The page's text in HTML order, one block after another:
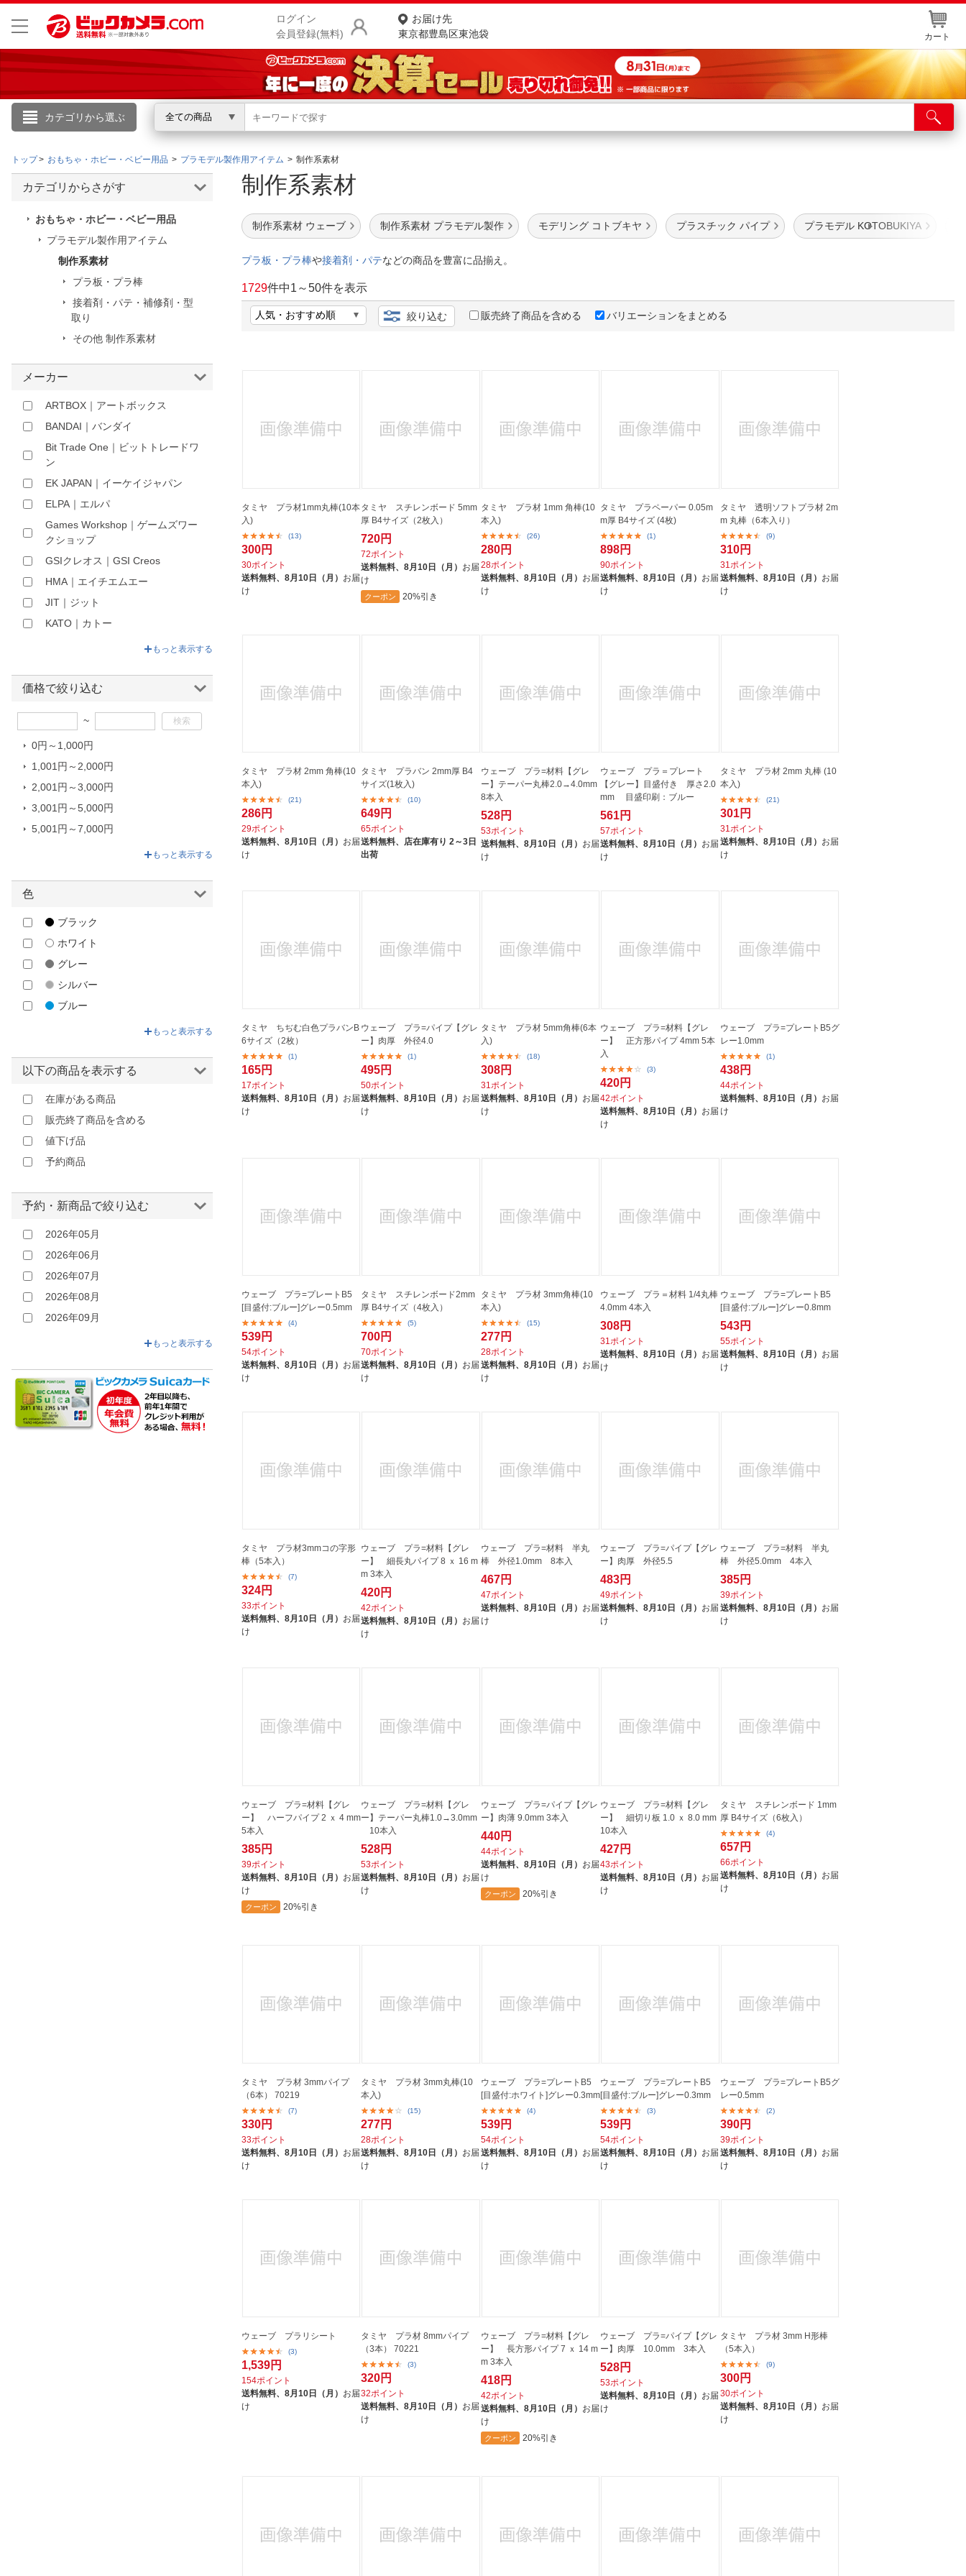
ログイン
会員登録(無料)
お届け先
東京都豊島区東池袋
カート
カテゴリから選ぶ 全ての商品
こんにちは
ログイン
お買いもの履歴
閲覧履歴
ほしいもの
お知らせ
お客様サポート
ご利用ガイド
よくある質問・お問合せ
店舗情報・店舗一覧
法人窓口
English / 中文
トップ おもちゃ・ホビー・ベビー用品 プラモデル製作用アイテム 制作系素材
制作系素材
制作系素材 ウェーブ 制作系素材 プラモデル製作 モデリング コトブキヤ プラスチック パイプ プラモデル KOTOBUKIYA
プラ板・プラ棒や接着剤・パテなどの商品を豊富に品揃え。
1729件中1 ～50件を表示
絞り込む 販売終了商品を含める バリエーションをまとめる
タミヤ プラ材1mm丸棒(10本
入)
(13)
300円
30ポイント
送料無料、 8月10日（月） お届
け
タミヤ スチレンボード 5mm
厚 B4サイズ（2枚入）
720円
72ポイント
送料無料、8月10日（月） お届
け
クーポン 20%引き
タミヤ プラ材 1mm 角棒(10
本入)
(26)
280円
28ポイント
送料無料、 8月10日（月） お届
け
タミヤ プラペーパー 0.05m
m厚 B4サイズ (4枚)
(1)
898円
90ポイント
送料無料、8月10日（月） お届
け
タミヤ 透明ソフトプラ材 2m
m 丸棒（6本入り）
(9)
310円
31ポイント
送料無料、 8月10日（月） お届
け
タミヤ プラ材 2mm 角棒(10
本入)
(21)
286円
29ポイント
送料無料、 8月10日（月） お届
け
タミヤ プラバン 2mm厚 B4
サイズ(1枚入)
(10)
649円
65ポイント
送料無料、 店在庫有り 2～3日
出荷
ウェーブ プラ=材料【グレ
ー】テーパー丸棒2.0→4.0mm
8本入
528円
53ポイント
送料無料、 8月10日（月） お届
け
ウェーブ プラ＝プレート
【グレー】目盛付き 厚さ2.0
mm 目盛印刷：ブルー
561円
57ポイント
送料無料、8月10日（月） お届
け
タミヤ プラ材 2mm 丸棒 (10
本入)
(21)
301円
31ポイント
送料無料、 8月10日（月） お届
け
タミヤ ちぢむ白色プラバンB
6サイズ（2枚）
(1)
165円
17ポイント
送料無料、 8月10日（月） お届
け
ウェーブ プラ=パイプ【グレ
ー】肉厚 外径4.0
(1)
495円
50ポイント
送料無料、8月10日（月） お届
け
タミヤ プラ材 5mm角棒(6本
入)
(18)
308円
31ポイント
送料無料、 8月10日（月） お届
け
ウェーブ プラ=材料【グレ
ー】 正方形パイプ 4mm 5本
入
(3)
420円
42ポイント
送料無料、8月10日（月） お届
け
ウェーブ プラ=プレートB5グ
レー1.0mm
(1)
438円
44ポイント
送料無料、 8月10日（月） お届
け
ウェーブ プラ=プレートB5
[目盛付:ブルー]グレー0.5mm
(4)
539円
54ポイント
送料無料、 8月10日（月） お届
け
タミヤ スチレンボード2mm
厚 B4サイズ（4枚入）
(5)
700円
70ポイント
送料無料、8月10日（月） お届
け
タミヤ プラ材 3mm角棒(10
本入)
(15)
277円
28ポイント
送料無料、 8月10日（月） お届
け
ウェーブ プラ＝材料 1/4丸棒
4.0mm 4本入
308円
31ポイント
送料無料、8月10日（月） お届
け
ウェーブ プラ=プレートB5
[目盛付:ブルー]グレー0.8mm
543円
55ポイント
送料無料、 8月10日（月） お届
け
タミヤ プラ材3mmコの字形
棒（5本入）
(7)
324円
33ポイント
送料無料、 8月10日（月） お届
け
ウェーブ プラ=材料【グレ
ー】 細長丸パイプ 8 ｘ 16 m
m 3本入
420円
42ポイント
送料無料、8月10日（月） お届
け
ウェーブ プラ=材料 半丸
棒 外径1.0mm 8本入
467円
47ポイント
送料無料、 8月10日（月） お届
け
ウェーブ プラ=パイプ【グレ
ー】肉厚 外径5.5
483円
49ポイント
送料無料、8月10日（月） お届
け
ウェーブ プラ=材料 半丸
棒 外径5.0mm 4本入
385円
39ポイント
送料無料、 8月10日（月） お届
け
ウェーブ プラ=材料【グレ
ー】 ハーフパイプ 2 ｘ 4 mm
5本入
385円
39ポイント
送料無料、 8月10日（月） お届
け
クーポン 20%引き
ウェーブ プラ=材料【グレ
ー】テーパー丸棒1.0→3.0mm
10本入
528円
53ポイント
送料無料、8月10日（月） お届
け
ウェーブ プラ=パイプ【グレ
ー】肉薄 9.0mm 3本入
440円
44ポイント
送料無料、 8月10日（月） お届
け
クーポン 20%引き
ウェーブ プラ=材料【グレ
ー】 細切り板 1.0 ｘ 8.0 mm
10本入
427円
43ポイント
送料無料、8月10日（月） お届
け
タミヤ スチレンボード 1mm
厚 B4サイズ（6枚入）
(4)
657円
66ポイント
送料無料、 8月10日（月） お届
け
タミヤ プラ材 3mmパイプ
（6本） 70219
(7)
330円
33ポイント
送料無料、 8月10日（月） お届
け
タミヤ プラ材 3mm丸棒(10
本入)
(15)
277円
28ポイント
送料無料、8月10日（月） お届
け
ウェーブ プラ=プレートB5
[目盛付:ホワイト]グレー0.3mm
(4)
539円
54ポイント
送料無料、 8月10日（月） お届
け
ウェーブ プラ=プレートB5
[目盛付:ブルー]グレー0.3mm
(3)
539円
54ポイント
送料無料、8月10日（月） お届
け
ウェーブ プラ=プレートB5グ
レー0.5mm
(2)
390円
39ポイント
送料無料、 8月10日（月） お届
け
ウェーブ プラリシート
(3)
1,539円
154ポイント
送料無料、 8月10日（月） お届
け
タミヤ プラ材 8mmパイプ
（3本） 70221
(3)
320円
32ポイント
送料無料、8月10日（月） お届
け
ウェーブ プラ=材料【グレ
ー】 長方形パイプ 7 ｘ 14 m
m 3本入
418円
42ポイント
送料無料、 8月10日（月） お届
け
クーポン 20%引き
ウェーブ プラ=パイプ【グレ
ー】肉厚 10.0mm 3本入
528円
53ポイント
送料無料、8月10日（月） お届
け
タミヤ プラ材 3mm H形棒
（5本入）
(9)
300円
30ポイント
送料無料、 8月10日（月） お届
け
カテゴリからさがす
おもちゃ・ホビー・ベビー用品
プラモデル製作用アイテム
制作系素材
プラ板・プラ棒
接着剤・パテ・補修剤・型
取り
その他 制作系素材
メーカー
ARTBOX｜アートボックス
BANDAI｜バンダイ
Bit Trade One｜ビットトレードワ
ン
EK JAPAN｜イーケイジャパン
ELPA｜エルパ
Games Workshop｜ゲームズワー
クショップ
GSIクレオス｜GSI Creos
HMA｜エイチエムエー
JIT｜ジット
KATO｜カトー
SUN UP｜サンアップ
アルテコ｜ALTECO
ウェーブ｜WAVE
ガイアノーツ｜Gaianotes
クツワ｜KUTSUWA
グッドスマイルカンパニー｜
GOOD SMILE COMPANY
スパイス｜SPICE
セメダイン｜CEMEDINE
タミヤ｜TAMIYA
ダイセルファインケム｜DAICEL
FINECHEM
トライデント｜TRIDENT
ハイキューパーツ｜HIQ PARTS
SPIRITS
パジコ｜PADICO
パルモ｜Palmo
ピットロード｜PIT-ROAD
OfficeA
｜HOBBY BASE Yellow
マックスファクトリー｜MAX
FACTORY
ミネシマ｜MINESHIMA
もっと表示する
価格で絞り込む
~
0円～1,000円
1,001円～2,000円
2,001円～3,000円
3,001円～5,000円
5,001円～7,000円
もっと表示する
色
ブラック
ホワイト
グレー
シルバー
ブルー
イエロー
パープル
クリア
その他
もっと表示する
以下の商品を表示する
在庫がある商品
販売終了商品を含める
値下げ品
予約商品
予約・新商品で絞り込む
2026年05月
2026年06月
2026年07月
2026年08月
2026年09月
もっと表示する